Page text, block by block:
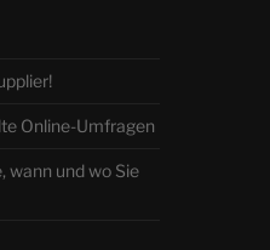
Online-Umfragen
wann und wo Sie